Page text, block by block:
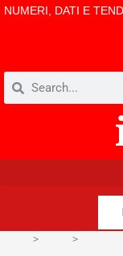
NUMERI, DATI E
> >